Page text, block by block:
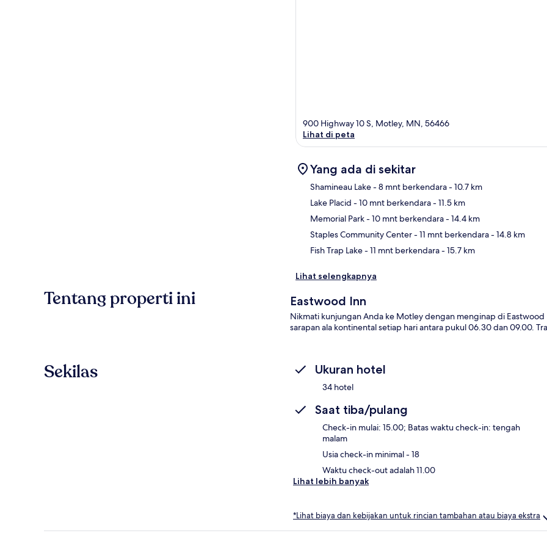
900 Highway 10 S, Motley, MN, 56466
Lihat di peta
Yang ada di sekitar
Shamineau Lake- 8 mnt berkendara- 10.7 km
Lake Placid - 10 mnt berkendara- 11.5 km
Memorial Park- 10 mnt berkendara- 14.4 km
Staples Community Center- 11 mnt berkendara- 14.8 km
Fish Trap Lake- 11 mnt berkendara- 15.7 km
Lihat selengkapnya
Tentang properti ini Eastwood Inn
Nikmati kunjungan Anda ke Motley dengan menginap di
sarapan ala kontinental setiap hari antara pukul 06.30 dan 09.00.
Sekilas Ukuran hotel
34 hotel
Saat tiba/pulang
Check-in mulai: 15.00; Batas waktu check-in: tengah
malam
Usia check-in minimal - 18
Waktu check-out adalah 11.00
Lihat lebih banyak
*Lihat biaya dan kebijakan untuk rincian tambahan atau biaya ekstra